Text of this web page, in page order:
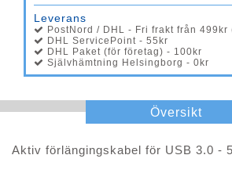
Leverans
PostNord / DHL - Fri frakt från 499kr
DHL ServicePoint - 55kr
DHL Paket (för företag) - 100kr
Självhämtning Helsingborg - 0kr
Översikt
Aktiv förlängingskabel för USB 3.0 -